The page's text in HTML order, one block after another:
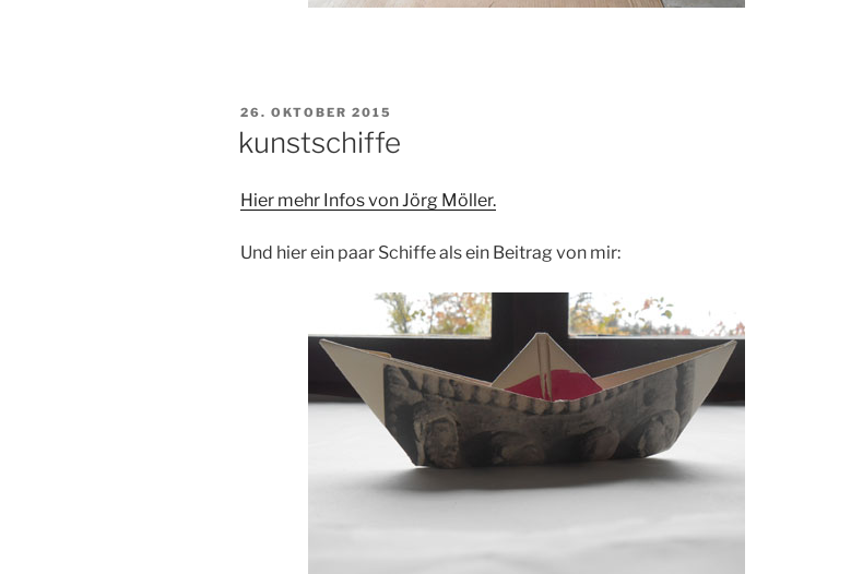
VERÖFFENTLICHT
AM
26. OKTOBER 2015
kunstschiffe
Hier mehr Infos von Jörg Möller.
Und hier ein paar Schiffe als ein Beitrag von mir: